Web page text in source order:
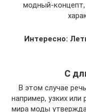
модный-концепт,
Интересно:
С
В этом случае
например, узких
мира моды